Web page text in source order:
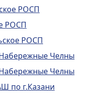
РОСП
РОСП
РОСП
Челны
Челны
по г.Казани